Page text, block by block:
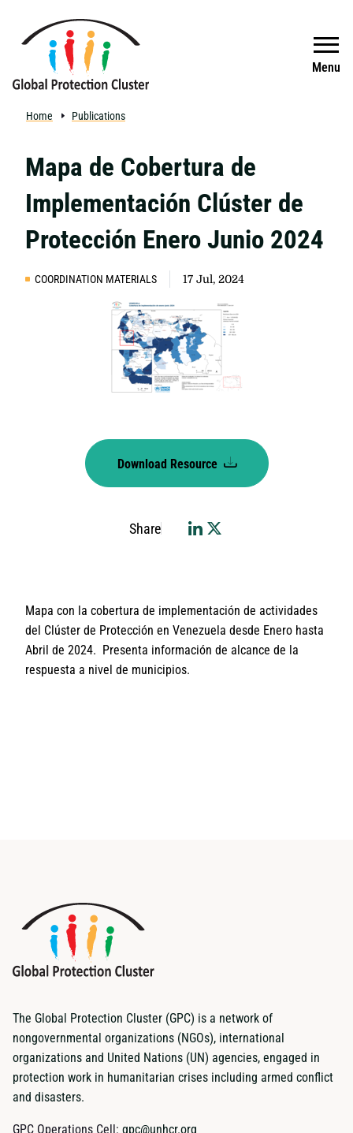
Menu
Search
Home Publications
Mapa de Cobertura de
Implementación Clúster de
Protección Enero Junio 2024
COORDINATION MATERIALS 17 Jul, 2024
Download Resource
Share
Mapa con la cobertura de implementación de actividades
del Clúster de Protección en Venezuela desde Enero hasta
Abril de 2024. Presenta información de alcance de la
respuesta a nivel de municipios.
The Global Protection Cluster (GPC) is a network of
nongovernmental organizations (NGOs), international
organizations and United Nations (UN) agencies, engaged in
protection work in humanitarian crises including armed conflict
and disasters.
GPC Operations Cell: gpc@unhcr.org